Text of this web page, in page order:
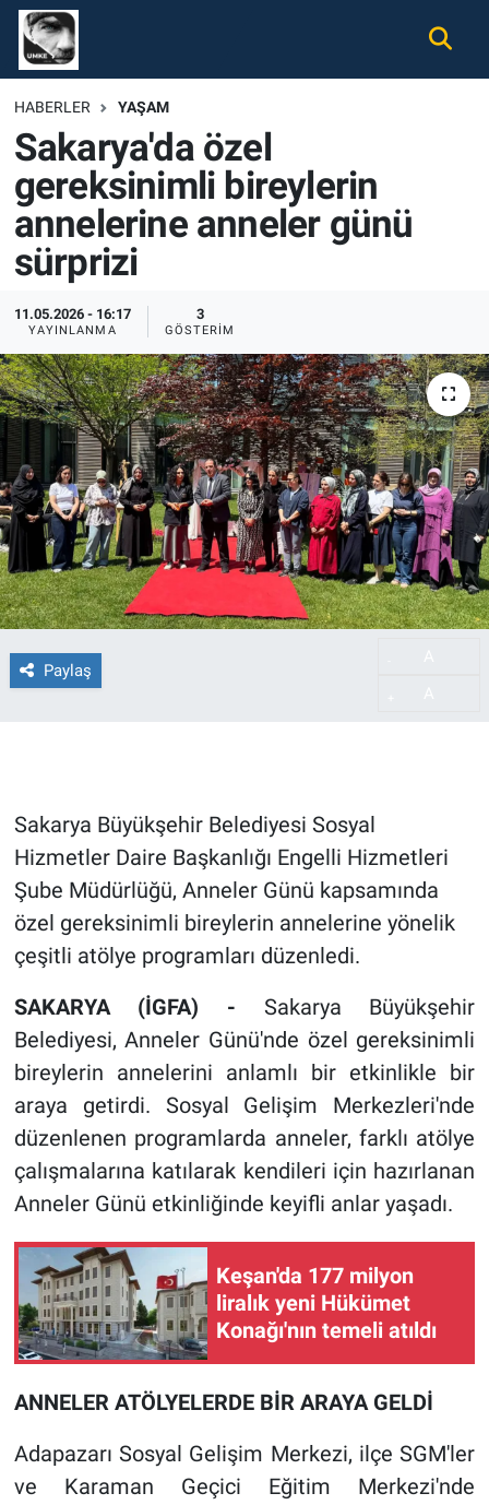
HABERLER YAŞAM
Sakarya'da özel
gereksinimli bireylerin
annelerine anneler günü
sürprizi
11.05.2026 - 16:17
YAYINLANMA
3
GÖSTERIM
Paylaş
Sakarya Büyükşehir Belediyesi Sosyal
Hizmetler Daire Başkanlığı Engelli Hizmetleri
Şube Müdürlüğü, Anneler Günü kapsamında
özel gereksinimli bireylerin annelerine yönelik
çeşitli atölye programları düzenledi.
SAKARYA (İGFA) - Sakarya Büyükşehir
Belediyesi, Anneler Günü'nde özel gereksinimli
bireylerin annelerini anlamlı bir etkinlikle bir
araya getirdi. Sosyal Gelişim Merkezleri'nde
düzenlenen programlarda anneler, farklı atölye
çalışmalarına katılarak kendileri için hazırlanan
Anneler Günü etkinliğinde keyifli anlar yaşadı.
Keşan'da 177 milyon
liralık yeni Hükümet
Konağı'nın temeli atıldı
ANNELER ATÖLYELERDE BİR ARAYA GELDİ
Adapazarı Sosyal Gelişim Merkezi, ilçe SGM'ler
ve Karaman Geçici Eğitim Merkezi'nde
Gündem
Ekonomi
Spor
Magazin
Tüm Haberler
İletişim
Künye
Nöbetçi Eczaneler
Hava Durumu
Namaz Vakitleri
Trafik Durumu
Süper Lig Puan Durumu ve Fikstür
Tüm Manşetler
Son Dakika Haberleri
Haber Arşivi